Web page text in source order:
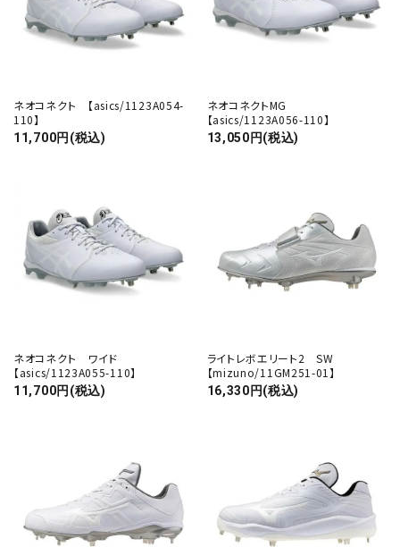
ネオコネクト 【asics/1123A054-
110】
11,700円(税込)
ネオコネクトMG
【asics/1123A056-110】
13,050円(税込)
ネオコネクト ワイド
【asics/1123A055-110】
11,700円(税込)
ライトレボエリート2 SW
【mizuno/11GM251-01】
16,330円(税込)